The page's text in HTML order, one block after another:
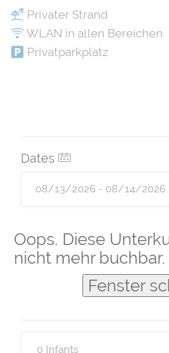
Oops. Diese
nicht mehr buchbar.
Fenster
Privater Strand
WLAN in allen Bereichen
Privatparkplatz
Dates